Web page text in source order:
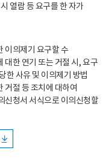
열람 등 요구를 한 자가
이의제기 요구할 수
대한 연기 또는 거절 시, 요구
한 사유 및 이의제기 방법
거절 등 조치에 대하여
신청서 서식으로 이의신청할